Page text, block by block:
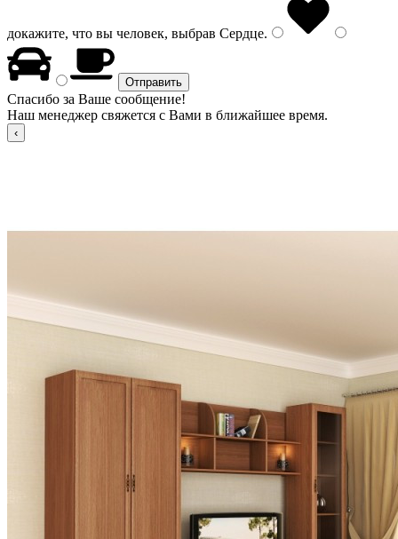
докажите, что вы человек, выбрав Сердце.
Спасибо за Ваше сообщение!
Наш менеджер свяжется с Вами в ближайшее время.